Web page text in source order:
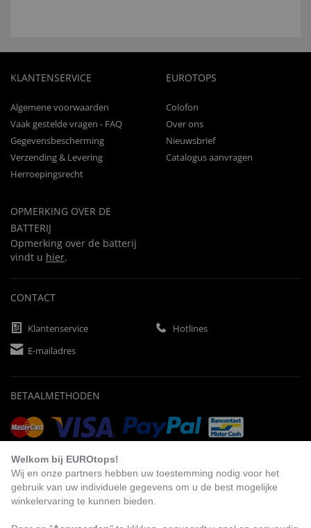
KLANTENSERVICE
Algemene voorwaarden
Vaak gestelde vragen - FAQ
Gegevensbescherming
Verzending & Levering
Herroepingsrecht
OPMERKING OVER DE
BATTERIJ
Opmerking over de batterij
vindt u hier.
EUROTOPS
Colofon
Over ons
Nieuwsbrief
Catalogus aanvragen
CONTACT
Klantenservice
Hotlines
E-mailadres
BETAALMETHODEN
BEZOEK ONS
Welkom bij EUROtops!
Wij en onze partners hebben uw toestemming nodig voor het
gebruik van uw individuele gegevens om u de best mogelijke
winkelervaring te kunnen bieden.